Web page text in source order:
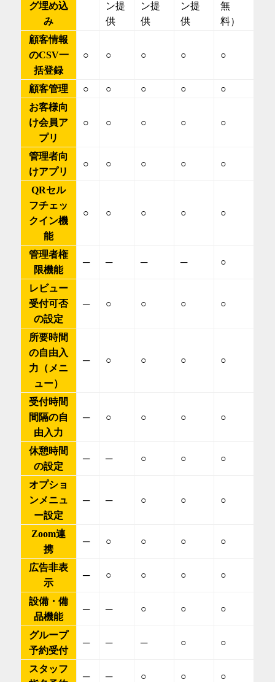
グ埋め込
み
ン提
供
ン提
供
ン提
供
無
料）
顧客情報
のCSV一
括登録
○ ○ ○ ○ ○
顧客管理 ○ ○ ○ ○
○
お客様向
け会員ア
プリ
○ ○ ○ ○ ○
管理者向
けアプリ
○ ○ ○ ○ ○
QRセル
フチェッ
クイン機
能
○ ○ ○ ○ ○
管理者権
限機能
─ ─ ─ ─ ○
レビュー
受付可否
の設定
─ ○ ○ ○ ○
所要時間
の自由入
力（メニ
ュー）
─ ○ ○ ○ ○
受付時間
間隔の自
由入力
─ ○ ○ ○ ○
休憩時間
の設定
─ ─ ○ ○ ○
オプショ
ンメニュ
ー設定
─ ─ ○ ○ ○
Zoom連
携
─ ○ ○ ○ ○
広告非表
示
─ ○ ○ ○ ○
設備・備
品機能
─ ─ ○ ○ ○
グループ
予約受付
─ ─ ─ ○ ○
スタッフ
─ ─ ○ ○ ○